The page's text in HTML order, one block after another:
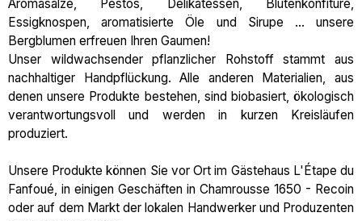
Aromasalze, Pestos, Delikatessen, Blütenkonfitüre,
Essigknospen, aromatisierte Öle und Sirupe ... unsere
Bergblumen erfreuen Ihren Gaumen!
Unser wildwachsender pflanzlicher Rohstoff stammt aus
nachhaltiger Handpflückung. Alle anderen Materialien, aus
denen unsere Produkte bestehen, sind biobasiert, ökologisch
verantwortungsvoll und werden in kurzen Kreisläufen
produziert.
Unsere Produkte können Sie vor Ort im Gästehaus L'Étape du
Fanfoué, in einigen Geschäften in Chamrousse 1650 - Recoin
oder auf dem Markt der lokalen Handwerker und Produzenten